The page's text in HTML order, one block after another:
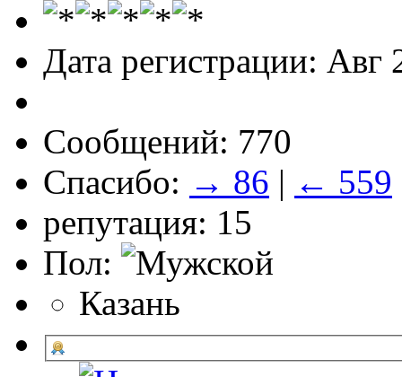
Дата регистрации: Авг
Сообщений: 770
Спасибо: → 86 | ← 559
репутация: 15
Пол:
Казань